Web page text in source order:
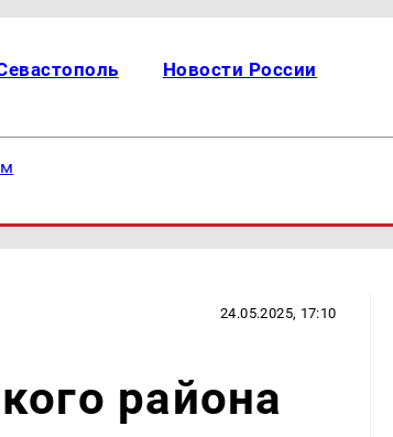
Новости России
24.05.2025, 17:10
района